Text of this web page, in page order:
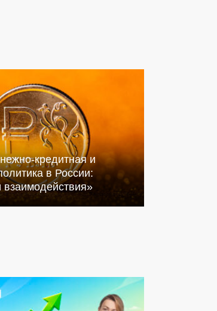
кредитная и
в России:
взаимодействия»